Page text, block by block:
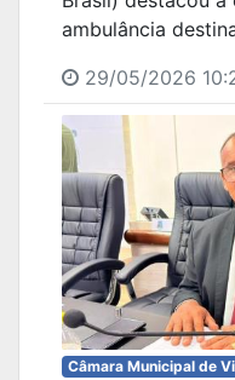
ambulância
29/05/2026
Câmara Municipal de